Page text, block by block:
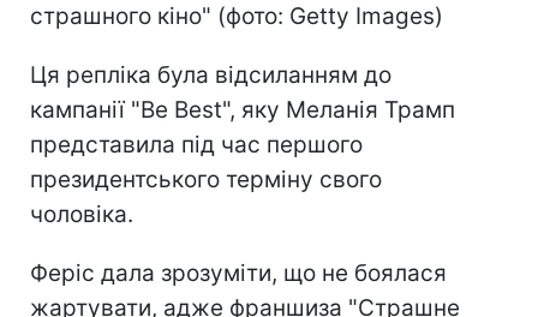
страшного кіно" (фото: Getty Images)
Ця репліка була відсиланням до
кампанії "Be Best", яку Меланія Трамп
представила під час першого
президентського терміну свого
чоловіка.
Феріс дала зрозуміти, що не боялася
жартувати, адже франшиза "Страшне